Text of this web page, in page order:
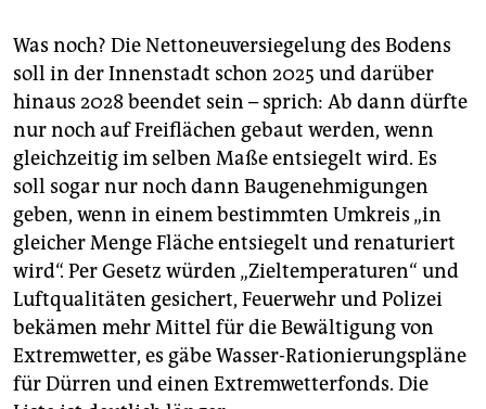
Was noch? Die Nettoneuversiegelung des Bodens
soll in der Innenstadt schon 2025 und darüber
hinaus 2028 beendet sein – sprich: Ab dann dürfte
nur noch auf Freiflächen gebaut werden, wenn
gleichzeitig im selben Maße entsiegelt wird. Es
soll sogar nur noch dann Baugenehmigungen
geben, wenn in einem bestimmten Umkreis „in
gleicher Menge Fläche entsiegelt und renaturiert
wird“. Per Gesetz würden „Zieltemperaturen“ und
Luftqualitäten gesichert, Feuerwehr und Polizei
bekämen mehr Mittel für die Bewältigung von
Extremwetter, es gäbe Wasser-Rationierungspläne
für Dürren und einen Extremwetterfonds. Die